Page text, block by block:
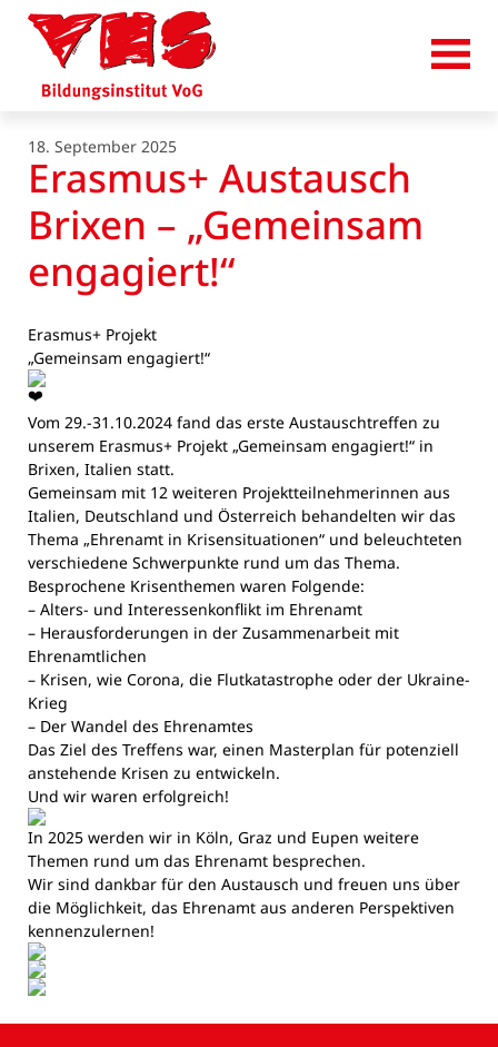
18. September 2025
Erasmus+ Austausch
Brixen – „Gemeinsam
engagiert!“
Erasmus+ Projekt
„Gemeinsam engagiert!“
Vom 29.-31.10.2024 fand das erste Austauschtreffen zu
unserem Erasmus+ Projekt „Gemeinsam engagiert!“ in
Brixen, Italien statt.
Gemeinsam mit 12 weiteren Projektteilnehmerinnen aus
Italien, Deutschland und Österreich behandelten wir das
Thema „Ehrenamt in Krisensituationen“ und beleuchteten
verschiedene Schwerpunkte rund um das Thema.
Besprochene Krisenthemen waren Folgende:
– Alters- und Interessenkonflikt im Ehrenamt
– Herausforderungen in der Zusammenarbeit mit
Ehrenamtlichen
– Krisen, wie Corona, die Flutkatastrophe oder der Ukraine-
Krieg
– Der Wandel des Ehrenamtes
Das Ziel des Treffens war, einen Masterplan für potenziell
anstehende Krisen zu entwickeln.
Und wir waren erfolgreich!
In 2025 werden wir in Köln, Graz und Eupen weitere
Themen rund um das Ehrenamt besprechen.
Wir sind dankbar für den Austausch und freuen uns über
die Möglichkeit, das Ehrenamt aus anderen Perspektiven
kennenzulernen!